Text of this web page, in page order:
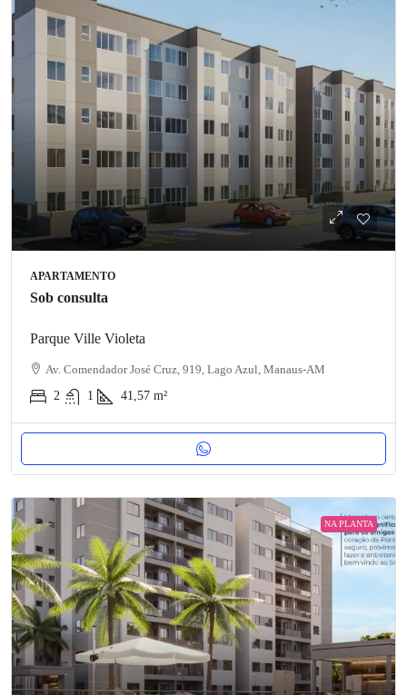
APARTAMENTO
Sob consulta
Parque Ville Violeta
Av. Comendador José Cruz, 919, Lago Azul, Manaus-AM
2
1 41,57 m²
NA PLANTA